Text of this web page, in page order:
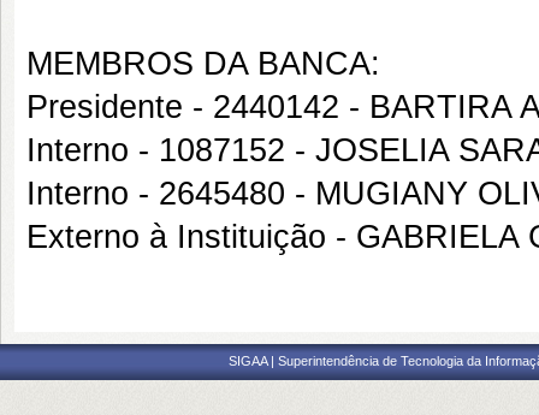
MEMBROS DA BANCA:
Presidente - 2440142 - BARTIRA
Interno - 1087152 - JOSELIA
Interno - 2645480 - MUGIANY
Externo à Instituição - GABRIELA
SIGAA | Superintendência de Tecnologia da